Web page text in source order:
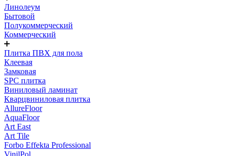
Линолеум
Бытовой
Полукоммерческий
Коммерческий
Плитка ПВХ для пола
Клеевая
Замковая
SPC плитка
Виниловый ламинат
Кварцвиниловая плитка
AllureFloor
AquaFloor
Art East
Art Tile
Forbo Effekta Professional
VinilPol